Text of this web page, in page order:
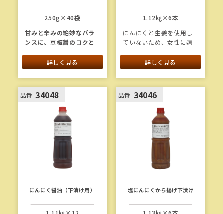
250g×40袋
甘みと辛みの絶妙なバラ
ンスに、豆板醤のコクと
を加えました。クセにな
る味わいのヤンニョムチ
キンのたれです。
詳しく見る
1.12㎏×6本
にんにくと生姜を使用し
ていないため、女性に嬉
から揚げ下漬けベースで
す。そのまま漬込んでも
美味しく食べられます。2
種の醤油（淡口醤油、た
まり醤油）をバランス良
く配合し、アクセントに
醤油もろみを加えまし
詳しく見る
品番 34048
にんにく醤油（下漬け用）
品番 34046
塩にんにくから揚げ下漬け